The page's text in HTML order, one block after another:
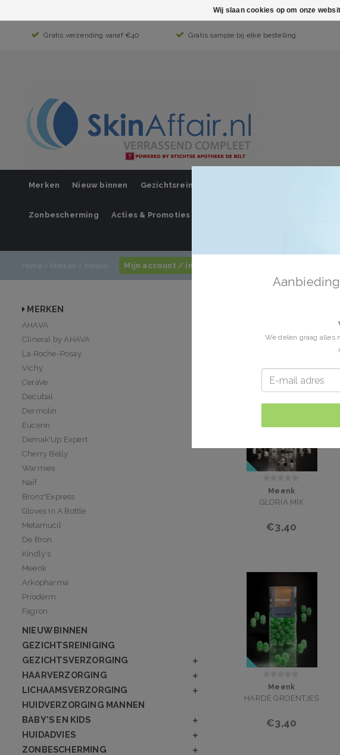
Gratis verzending vanaf €40 Gratis sample bij elke bestelling
Merken Nieuw binnen Gezichtsreiniging
Zonbescherming Acties & Promoties
Home/ Merken / Meenk Mijn account / inloggen
MERKEN
AHAVA
Clineral by AHAVA
La Roche-Posay
Vichy
CeraVe
Decubal
Dermolin
Eucerin
Demak'Up Expert
Cherry Belly
Warmies
Naïf
Bronz'Express
Gloves In A Bottle
Metamucil
De Bron
Kindly's
Meenk
Arkopharma
Prioderm
Fagron
NIEUW BINNEN
GEZICHTSREINIGING
GEZICHTSVERZORGING
HAARVERZORGING
LICHAAMSVERZORGING
HUIDVERZORGING MANNEN
BABY'S EN KIDS
HUIDADVIES
ZONBESCHERMING
Meenk
GLORIA MIX
€3,40
Meenk
HARDE GROENTJES
€3,40
We delen graag alles
Wij slaan cookies op om onze